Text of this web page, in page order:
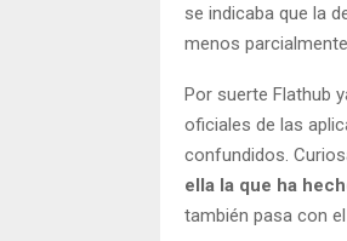
se indicaba que la
menos
Por suerte Flathub
oficiales de las
confundidos.
ella la que ha
también pasa con